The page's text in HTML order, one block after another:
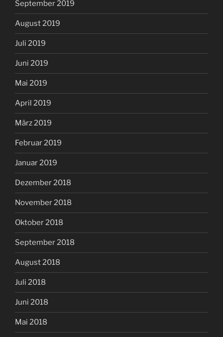
September 2019
August 2019
Juli 2019
Juni 2019
Mai 2019
April 2019
März 2019
Februar 2019
Januar 2019
Dezember 2018
November 2018
Oktober 2018
September 2018
August 2018
Juli 2018
Juni 2018
Mai 2018